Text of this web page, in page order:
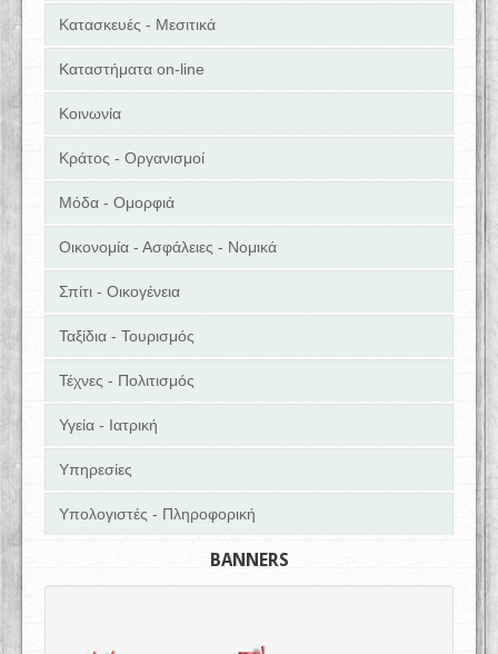
Κατασκευές - Μεσιτικά
Καταστήματα on-line
Κοινωνία
Κράτος - Οργανισμοί
Μόδα - Ομορφιά
Οικονομία - Ασφάλειες - Νομικά
Σπίτι - Οικογένεια
Ταξίδια - Τουρισμός
Τέχνες - Πολιτισμός
Υγεία - Ιατρική
Υπηρεσίες
Υπολογιστές - Πληροφορική
BANNERS